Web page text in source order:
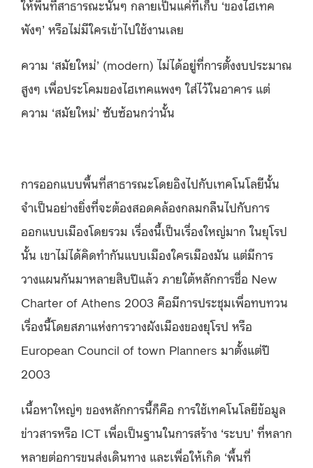
ให้พื้นที่สาธารณะนั้นๆ กลายเป็นแค่ที่เก็บ ‘ของไฮเทค
พังๆ’ หรือไม่มีใครเข้าไปใช้งานเลย
ความ ‘สมัยใหม่’ (modern) ไม่ได้อยู่ที่การตั้งงบประมาณ
สูงๆ เพื่อประโคมของไฮเทคแพงๆ ใส่ไว้ในอาคาร แต่
ความ ‘สมัยใหม่’ ซับซ้อนกว่านั้น
การออกแบบพื้นที่สาธารณะโดยอิงไปกับเทคโนโลยีนั้น
จำเป็นอย่างยิ่งที่จะต้องสอดคล้องกลมกลืนไปกับการ
ออกแบบเมืองโดยรวม เรื่องนี้เป็นเรื่องใหญ่มาก ในยุโรป
นั้น เขาไม่ได้คิดทำกันแบบเมืองใครเมืองมัน แต่มีการ
วางแผนกันมาหลายสิบปีแล้ว ภายใต้หลักการชื่อ New
Charter of Athens 2003 คือมีการประชุมเพื่อทบทวน
เรื่องนี้โดยสภาแห่งการวางผังเมืองของยุโรป หรือ
European Council of town Planners มาตั้งแต่ปี
2003
เนื้อหาใหญ่ๆ ของหลักการนี้ก็คือ การใช้เทคโนโลยีข้อมูล
ข่าวสารหรือ ICT เพื่อเป็นฐานในการสร้าง ‘ระบบ’ ที่หลาก
หลายต่อการขนส่งเดินทาง และเพื่อให้เกิด ‘พื้นที่